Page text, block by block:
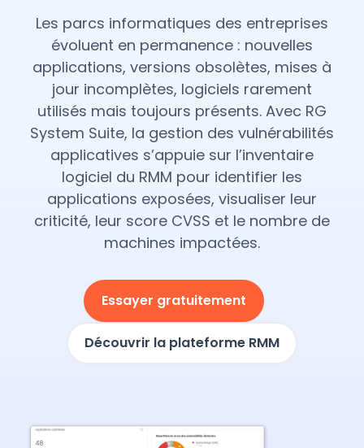
Les parcs informatiques des entreprises
évoluent en permanence : nouvelles
applications, versions obsolètes, mises à
jour incomplètes, logiciels rarement
utilisés mais toujours présents. Avec RG
System Suite, la gestion des vulnérabilités
applicatives s’appuie sur l’inventaire
logiciel du RMM pour identifier les
applications exposées, visualiser leur
criticité, leur score CVSS et le nombre de
machines impactées.
Essayer gratuitement
Découvrir la plateforme RMM